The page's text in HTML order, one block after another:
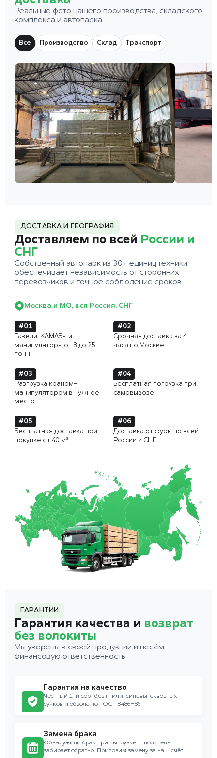
Реальные фото нашего производства, складского
комплекса и автопарка
Все Производство Склад Транспорт
ДОСТАВКА И ГЕОГРАФИЯ
Доставляем по всей России и
СНГ
Собственный автопарк из 30+ единиц техники
обеспечивает независимость от сторонних
перевозчиков и точное соблюдение сроков
Москва и МО, вся Россия, СНГ
#01
Газели, КАМАЗы и
манипуляторы от 3 до 25
тонн
#02
Срочная доставка за 4
часа по Москве
#03
Разгрузка краном-
манипулятором в нужное
место
#04
Бесплатная погрузка при
самовывозе
#05
Бесплатная доставка при
покупке от 40 м³
#06
Доставка от фуры по всей
России и СНГ
ГАРАНТИИ
Гарантия качества и возврат
без волокиты
Мы уверены в своей продукции и несём
финансовую ответственность
Гарантия на качество
Честный 1-й сорт без гнили, синевы, сквозных
сучков и обзола по ГОСТ 8486–86
Замена брака
Обнаружили брак при выгрузке — водитель
забирает обратно. Привозим замену за наш счёт